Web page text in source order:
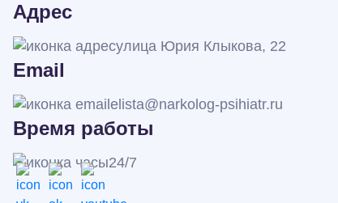
Адрес
улица Юрия Клыкова, 22
Email
elista@narkolog-psihiatr.ru
Время работы
24/7